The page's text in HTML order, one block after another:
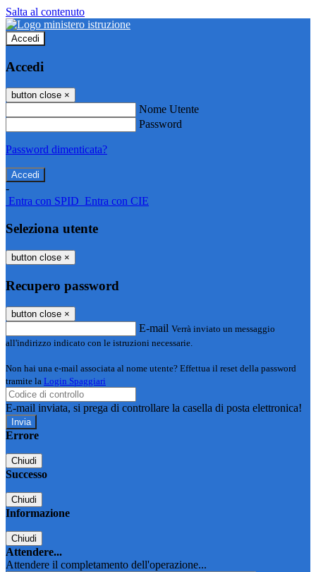
Salta al contenuto
Accedi
Accedi
button close ×
Nome Utente
Password
Password dimenticata?
-
Entra con SPID Entra con CIE
Seleziona utente
button close ×
Recupero password
button close ×
E-mail Verrà inviato un messaggio
all'indirizzo indicato con le istruzioni necessarie.
Non hai una e-mail associata al nome utente? Effettua il reset della password
tramite la Login Spaggiari
E-mail inviata, si prega di controllare la casella di posta elettronica!
Errore
Chiudi
Successo
Chiudi
Informazione
Chiudi
Attendere...
Attendere il completamento dell'operazione...